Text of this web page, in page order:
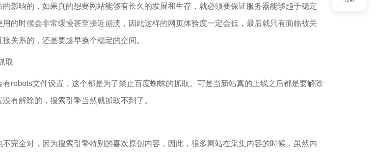
影响的，如果真的想要网站能够有长久的发展和生存，就必须要保证服务器能够趋于稳定
的时候会非常缓慢甚至接近崩溃，因此这样的网页体验度一定会低，最后就只有面临被关
关系的，还是要趁早换个稳定的空间。
取
robots文件设置，这个都是为了禁止百度蜘蛛的抓取。可是当新站真的上线之后都是要解除
有解除的，搜索引擎当然就抓取不到了。
完全对，因为搜索引擎特别的喜欢原创内容，因此，很多网站在采集内容的时候，虽然内